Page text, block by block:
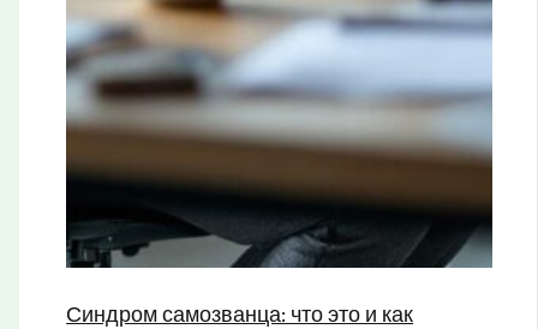
Синдром самозванца: что это и как